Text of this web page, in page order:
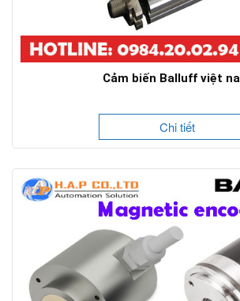
Cảm biến Balluff việt
Chi tiết